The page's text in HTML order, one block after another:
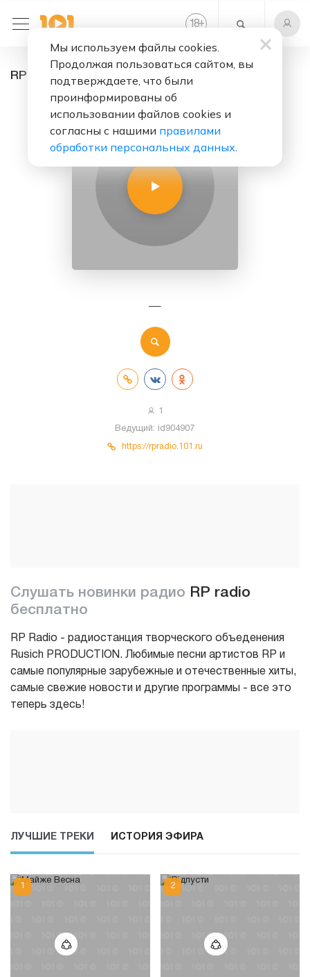
18+
RP radio - радио онлайн. Слушать бесплатно
—
1
Ведущий: id904907
https://rpradio.101.ru
Слушать новинки радио RP radio
бесплатно
RP Radio - радиостанция творческого объеденения
Rusich PRODUCTION. Любимые песни артистов RP и
самые популярные зарубежные и отечественные хиты,
самые свежие новости и другие программы - все это
теперь здесь!
ЛУЧШИЕ ТРЕКИ ИСТОРИЯ ЭФИРА
Мы используем файлы cookies.
Продолжая пользоваться сайтом, вы
подтверждаете, что были
проинформированы об
использовании файлов cookies и
согласны с нашими правилами
обработки персональных данных.